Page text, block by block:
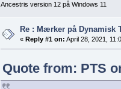
Ancestris version 12 på Windows 11
Re : Mærker på Dynamisk
« Reply #1 on: April 28, 2021,
Quote from: PTS